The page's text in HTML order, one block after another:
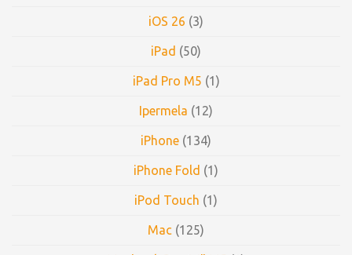
iOS 26 (3)
iPad (50)
iPad Pro M5 (1)
Ipermela (12)
iPhone (134)
iPhone Fold (1)
iPod Touch (1)
Mac (125)